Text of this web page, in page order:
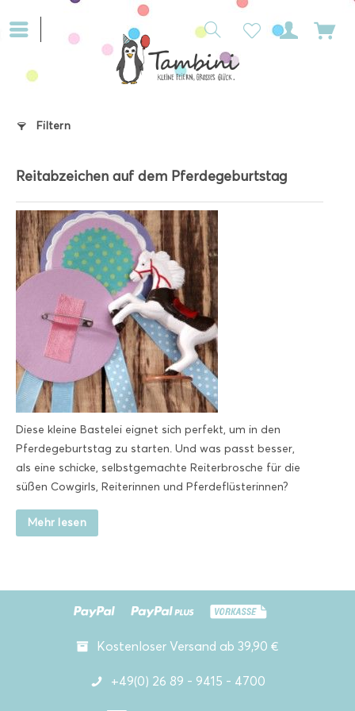
Filtern
Reitabzeichen auf dem Pferdegeburtstag
Diese kleine Bastelei eignet sich perfekt, um in den
Pferdegeburtstag zu starten. Und was passt besser,
als eine schicke, selbstgemachte Reiterbrosche für die
süßen Cowgirls, Reiterinnen und Pferdeflüsterinnen?
Mehr lesen
Kostenloser Versand ab 39,90 €
+49(0) 26 89 - 9415 - 4700